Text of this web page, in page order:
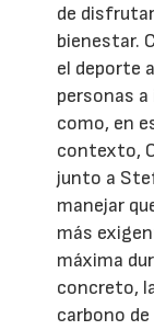
de
bienestar.
el deporte
personas
como, en
contexto,
junto a
manejar
más
máxima
concreto,
carbono